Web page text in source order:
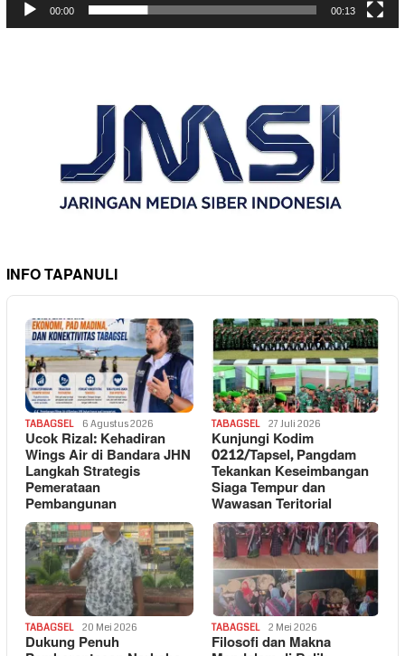
00:00 00:13
INFO TAPANULI
TABAGSEL 6 Agustus 2026
Ucok Rizal: Kehadiran
Wings Air di Bandara JHN
Langkah Strategis
Pemerataan
Pembangunan
TABAGSEL 27 Juli 2026
Kunjungi Kodim
0212/Tapsel, Pangdam
Tekankan Keseimbangan
Siaga Tempur dan
Wawasan Teritorial
TABAGSEL 20 Mei 2026
Dukung Penuh
TABAGSEL 2 Mei 2026
Filosofi dan Makna